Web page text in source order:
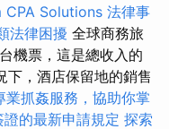
Solutions 法律事
法律困擾 全球商務旅
機票，這是總收入的
下，酒店保留地的銷售
業抓姦服務，協助你掌
證的最新申請規定 探索